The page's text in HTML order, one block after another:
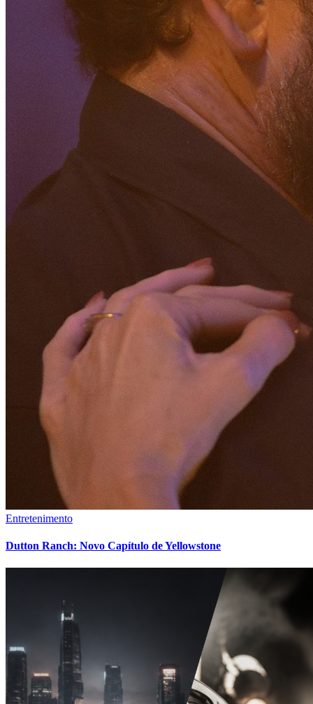
Entretenimento
Dutton Ranch: Novo Capítulo de Yellowstone